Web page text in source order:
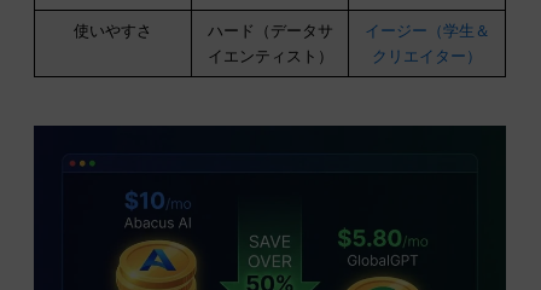
使いやすさ
ハード（データサ
イエンティスト）
イージー（学生＆
クリエイター）